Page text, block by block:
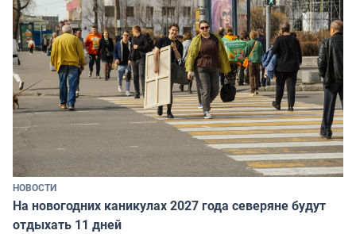
НОВОСТИ
На новогодних каникулах 2027 года северяне будут
отдыхать 11 дней